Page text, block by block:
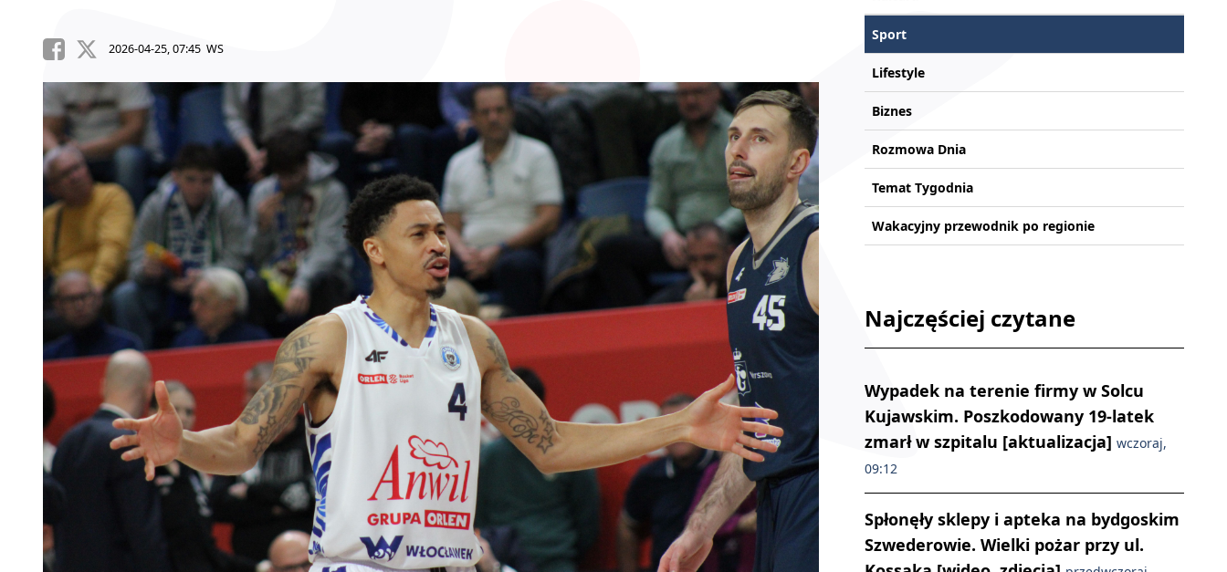
2026-04-25, 07:45 WS
Sport
Lifestyle
Biznes
Rozmowa Dnia
Temat Tygodnia
Wakacyjny przewodnik po regionie
Najczęściej czytane
Wypadek na terenie firmy w Solcu
Kujawskim. Poszkodowany 19-latek
zmarł w szpitalu [aktualizacja] wczoraj,
09:12
Spłonęły sklepy i apteka na bydgoskim
Szwederowie. Wielki pożar przy ul.